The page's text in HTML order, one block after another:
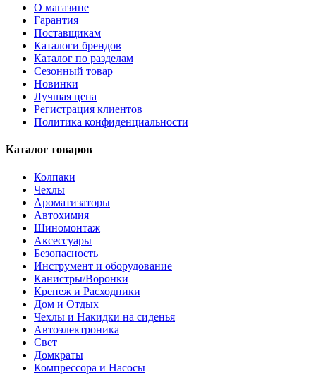
О магазине
Гарантия
Поставщикам
Каталоги брендов
Каталог по разделам
Сезонный товар
Новинки
Лучшая цена
Регистрация клиентов
Политика конфиденциальности
Каталог товаров
Колпаки
Чехлы
Ароматизаторы
Автохимия
Шиномонтаж
Аксессуары
Безопасность
Инструмент и оборудование
Канистры/Воронки
Крепеж и Расходники
Дом и Отдых
Чехлы и Накидки на сиденья
Автоэлектроника
Свет
Домкраты
Компрессора и Насосы